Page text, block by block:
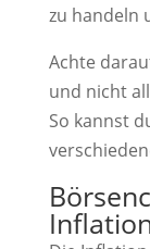
zu handeln
Achte
und nicht
So kannst